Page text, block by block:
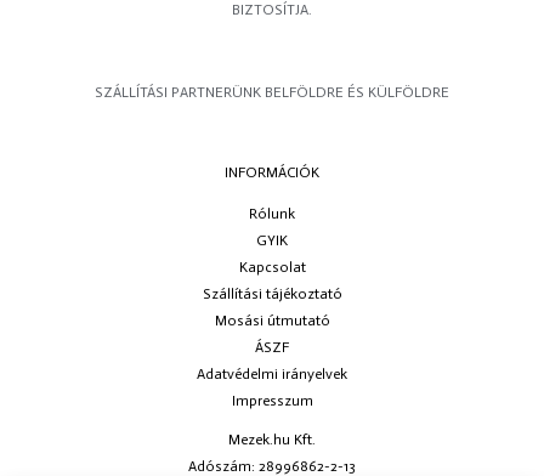
BIZTOSÍTJA.
SZÁLLÍTÁSI PARTNERÜNK BELFÖLDRE ÉS KÜLFÖLDRE
INFORMÁCIÓK
Rólunk
GYIK
Kapcsolat
Szállítási tájékoztató
Mosási útmutató
ÁSZF
Adatvédelmi irányelvek
Impresszum
Mezek.hu Kft.
Adószám: 28996862-2-13